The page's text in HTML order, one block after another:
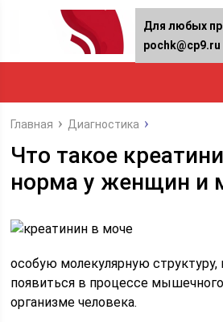
Главная Диагностика
Что такое
норма у женщин и
особую молекулярную
появиться в процессе
организме человека.
Для любых
pochk@cp9.ru